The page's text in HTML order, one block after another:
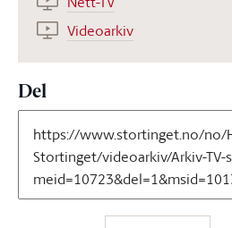
Videoarkiv
Del